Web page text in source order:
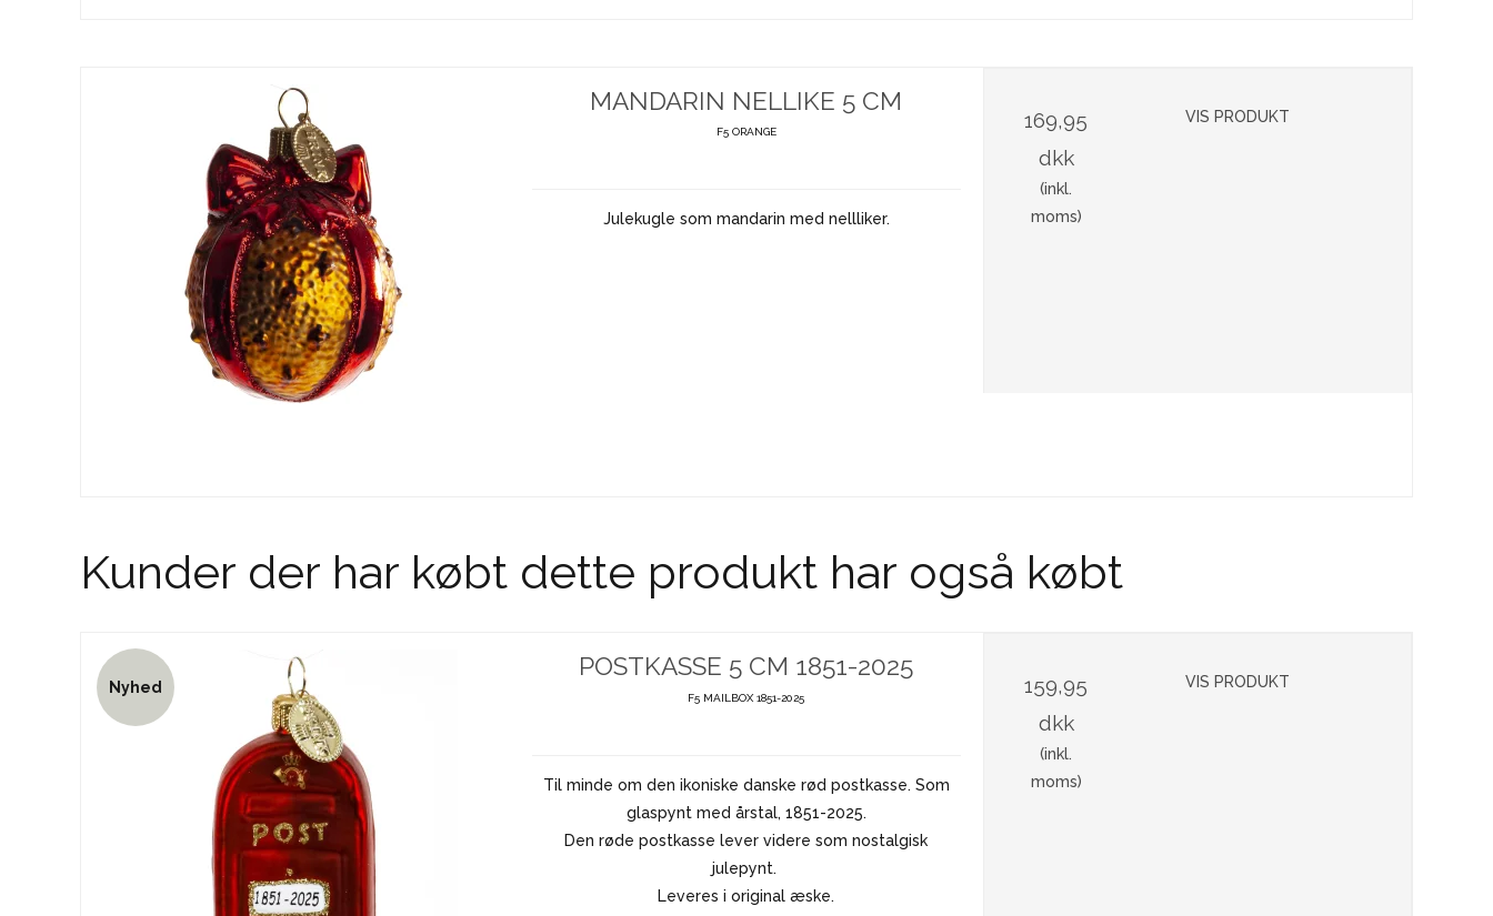
MANDARIN NELLIKE 5 CM
F5 ORANGE
Julekugle som mandarin med nellliker.
169,95
dkk
(inkl.
moms)
VIS PRODUKT
Kunder der har købt dette produkt har også købt
Nyhed
POSTKASSE 5 CM 1851-2025
F5 MAILBOX 1851-2025
Til minde om den ikoniske danske rød postkasse. Som
glaspynt med årstal, 1851-2025.
Den røde postkasse lever videre som nostalgisk
julepynt.
Leveres i original æske.
159,95
dkk
(inkl.
moms)
VIS PRODUKT